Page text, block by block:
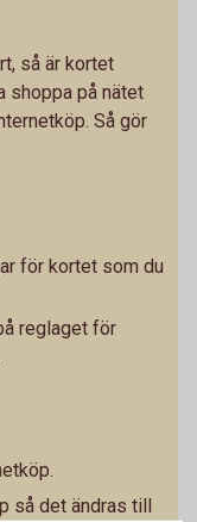
så är kortet
shoppa på nätet
Så gör
för kortet som du
reglaget för
så det ändras till